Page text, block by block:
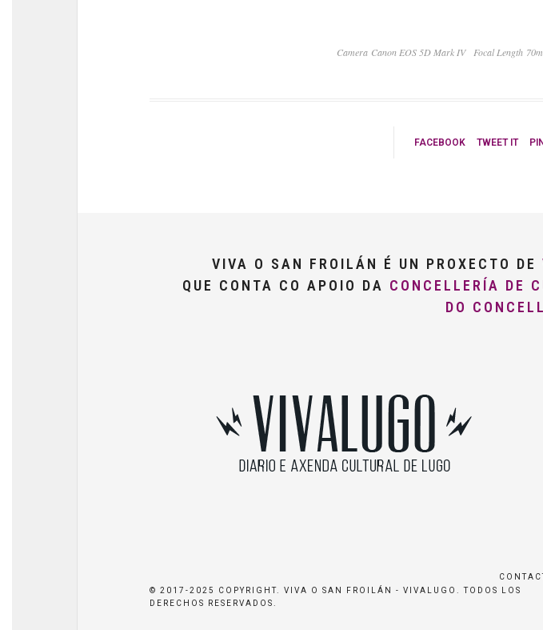
Camera Canon EOS 5D Mark IV Focal Length
FACEBOOK TWEET IT
VIVA O SAN FROILÁN É UN PROXECTO DE
QUE CONTA CO APOIO DA CONCELLERÍA DE
DO
© 2017-2025 COPYRIGHT. VIVA O SAN FROILÁN - VIVALUGO. TODOS LOS
DERECHOS RESERVADOS.